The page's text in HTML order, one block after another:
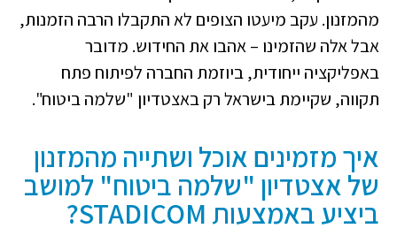
מהמזנון. עקב מיעטו הצופים לא התקבלו הרבה הזמנות,
אבל אלה שהזמינו – אהבו את החידוש. מדובר
באפליקציה ייחודית, ביוזמת החברה לפיתוח פתח
תקווה, שקיימת בישראל רק באצטדיון "שלמה ביטוח".
איך מזמינים אוכל ושתייה מהמזנון
של אצטדיון "שלמה ביטוח" למושב
ביציע באמצעות STADICOM?